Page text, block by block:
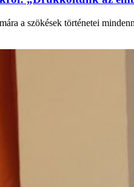
a szökések történetei